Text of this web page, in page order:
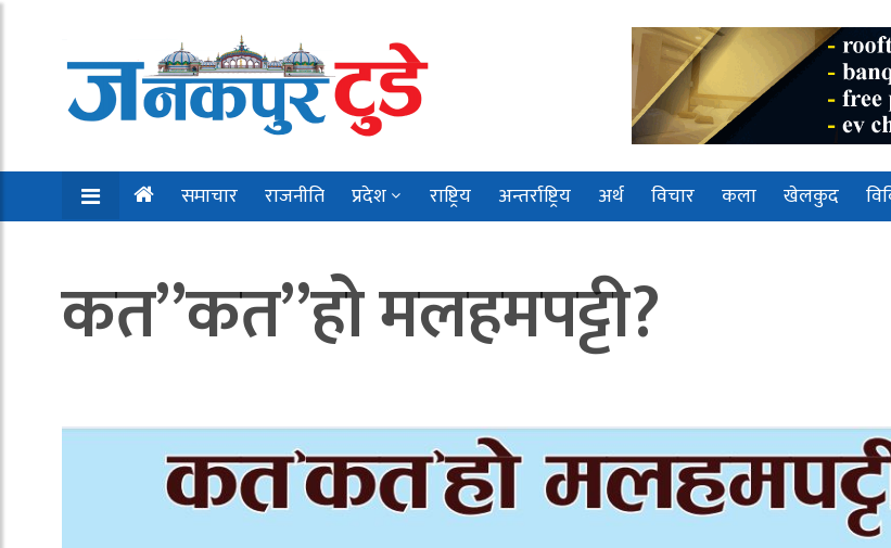
समाचार राजनीति प्रदेश राष्ट्रिय अन्तर्राष्ट्रिय अर्थ विचार कला खेलकुद
कत”कत”हो मलहमपट्टी?